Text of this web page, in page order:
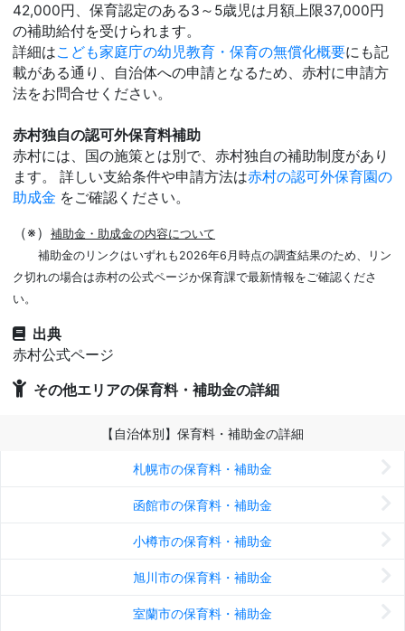
42,000円、保育認定のある3～5歳児は月額上限37,000円
の補助給付を受けられます。
詳細はこども家庭庁の幼児教育・保育の無償化概要にも記
載がある通り、自治体への申請となるため、赤村に申請方
法をお問合せください。
赤村独自の認可外保育料補助
赤村には、国の施策とは別で、赤村独自の補助制度があり
ます。 詳しい支給条件や申請方法は赤村の認可外保育園の
助成金 をご確認ください。
（※）
補助金・助成金の内容について
補助金のリンクはいずれも2026年6月時点の調査結果のため、リン
ク切れの場合は赤村の公式ページか保育課で最新情報をご確認くださ
い。
出典
赤村公式ページ
その他エリアの保育料・補助金の詳細
【自治体別】保育料・補助金の詳細
札幌市の保育料・補助金
函館市の保育料・補助金
小樽市の保育料・補助金
旭川市の保育料・補助金
室蘭市の保育料・補助金